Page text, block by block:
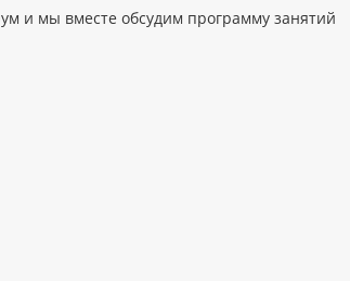
и мы вместе обсудим программу занятий